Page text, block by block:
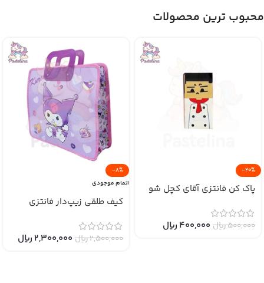
محبوب ترین محصولات
-20%
پاک کن فانتزی آقای کچل شو
500,000﷼ 400,000 ﷼
-8%
اتمام موجودی
کیف طلقی زیپ‌دار فانتزی
2,500,000﷼ 2,300,000 ﷼